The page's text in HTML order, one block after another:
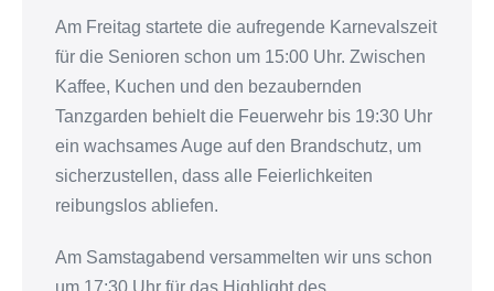
Am Freitag startete die aufregende Karnevalszeit
für die Senioren schon um 15:00 Uhr. Zwischen
Kaffee, Kuchen und den bezaubernden
Tanzgarden behielt die Feuerwehr bis 19:30 Uhr
ein wachsames Auge auf den Brandschutz, um
sicherzustellen, dass alle Feierlichkeiten
reibungslos abliefen.
Am Samstagabend versammelten wir uns schon